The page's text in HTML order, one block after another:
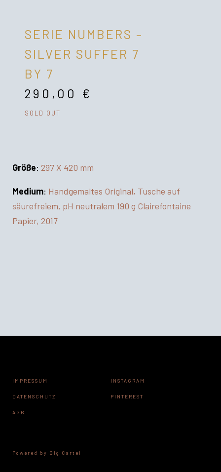
SERIE NUMBERS –
SILVER SUFFER 7
BY 7
290,00 €
SOLD OUT
Größe: 297 X 420 mm
Medium: Handgemaltes Original, Tusche auf
säurefreiem, pH neutralem 190 g Clairefontaine
Papier, 2017
IMPRESSUM
DATENSCHUTZ
AGB
INSTAGRAM
PINTEREST
Powered by Big Cartel